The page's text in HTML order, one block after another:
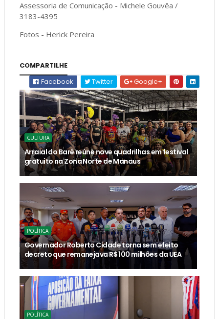
Assessoria de Comunicação - Michele Gouvêa /
3183-4395
Fotos - Herick Pereira
COMPARTILHE
Facebook
Twitter Google+
CULTURA
Arraial do Baré reúne nove quadrilhas em festival
gratuito na Zona Norte de Manaus
POLÍTICA
Governador Roberto Cidade torna sem efeito
decreto que remanejava R$ 100 milhões da UEA
POLÍTICA